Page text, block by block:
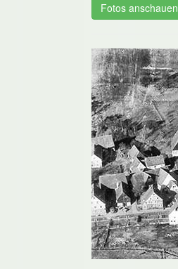
Fotos anschauen